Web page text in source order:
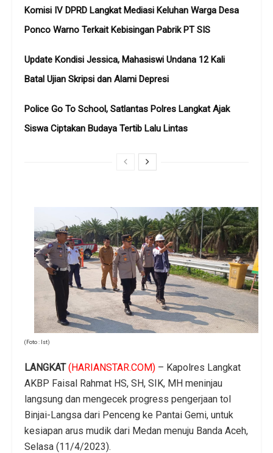
Komisi IV DPRD Langkat Mediasi Keluhan Warga Desa
Ponco Warno Terkait Kebisingan Pabrik PT SIS
Update Kondisi Jessica, Mahasiswi Undana 12 Kali
Batal Ujian Skripsi dan Alami Depresi
Police Go To School, Satlantas Polres Langkat Ajak
Siswa Ciptakan Budaya Tertib Lalu Lintas
(Foto : Ist)
LANGKAT (HARIANSTAR.COM) – Kapolres Langkat
AKBP Faisal Rahmat HS, SH, SIK, MH meninjau
langsung dan mengecek progress pengerjaan tol
Binjai-Langsa dari Penceng ke Pantai Gemi, untuk
kesiapan arus mudik dari Medan menuju Banda Aceh,
Selasa (11/4/2023).